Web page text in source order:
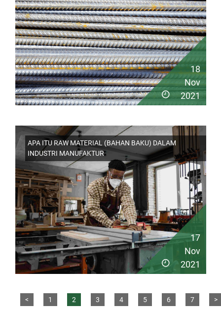
18
Nov
2021
APA ITU RAW MATERIAL (BAHAN BAKU) DALAM
INDUSTRI MANUFAKTUR
17
Nov
2021
< 1 2 3 4 5 6 7 >